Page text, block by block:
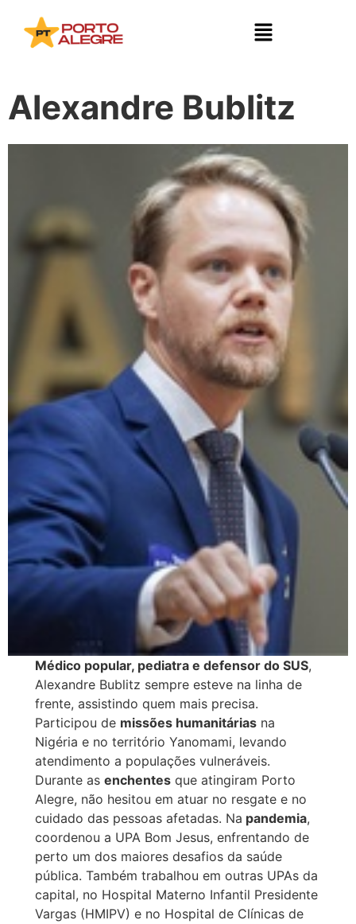
Alexandre Bublitz
Médico popular, pediatra e defensor do SUS,
Alexandre Bublitz sempre esteve na linha de
frente, assistindo quem mais precisa.
Participou de missões humanitárias na
Nigéria e no território Yanomami, levando
atendimento a populações vulneráveis.
Durante asenchentes que atingiram Porto
Alegre, não hesitou em atuar no resgate e no
cuidado das pessoas afetadas. Na pandemia,
coordenou a UPA Bom Jesus, enfrentando de
perto um dos maiores desafios da saúde
pública. Também trabalhou em outras UPAs da
capital, no Hospital Materno Infantil Presidente
Vargas (HMIPV) e no Hospital de Clínicas de